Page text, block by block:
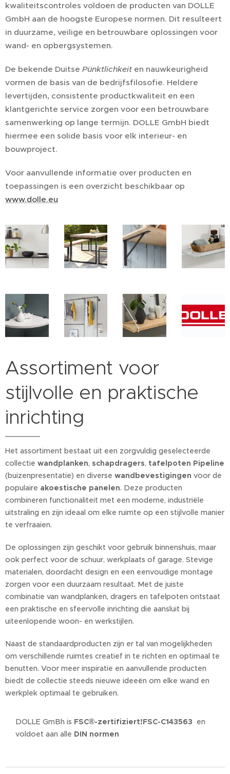
kwaliteitscontroles voldoen de producten van DOLLE
GmbH aan de hoogste Europese normen. Dit resulteert
in duurzame, veilige en betrouwbare oplossingen voor
wand- en opbergsystemen.
De bekende Duitse Pünktlichkeit en nauwkeurigheid
vormen de basis van de bedrijfsfilosofie. Heldere
levertijden, consistente productkwaliteit en een
klantgerichte service zorgen voor een betrouwbare
samenwerking op lange termijn. DOLLE GmbH biedt
hiermee een solide basis voor elk interieur- en
bouwproject.
Voor aanvullende informatie over producten en
toepassingen is een overzicht beschikbaar op
www.dolle.eu
Assortiment voor
stijlvolle en praktische
inrichting
Het assortiment bestaat uit een zorgvuldig geselecteerde
collectie wandplanken, schapdragers, tafelpoten Pipeline
(buizenpresentatie) en diverse wandbevestigingen voor de
populaire akoestische panelen. Deze producten
combineren functionaliteit met een moderne, industriële
uitstraling en zijn ideaal om elke ruimte op een stijlvolle manier
te verfraaien.
De oplossingen zijn geschikt voor gebruik binnenshuis, maar
ook perfect voor de schuur, werkplaats of garage. Stevige
materialen, doordacht design en een eenvoudige montage
zorgen voor een duurzaam resultaat. Met de juiste
combinatie van wandplanken, dragers en tafelpoten ontstaat
een praktische en sfeervolle inrichting die aansluit bij
uiteenlopende woon- en werkstijlen.
Naast de standaardproducten zijn er tal van mogelijkheden
om verschillende ruimtes creatief in te richten en optimaal te
benutten. Voor meer inspiratie en aanvullende producten
biedt de collectie steeds nieuwe ideeën om elke wand en
werkplek optimaal te gebruiken.
DOLLE GmBh is FSC®-zertifiziert!FSC-C143563 en
voldoet aan alle DIN normen